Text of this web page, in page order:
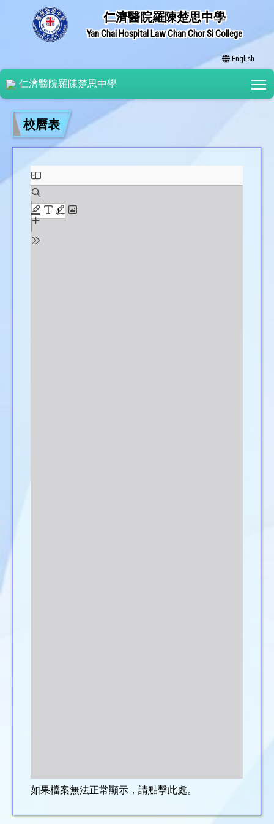
仁濟醫院羅陳楚思中學
Yan Chai Hospital Law Chan Chor Si College
English
仁濟醫院羅陳楚思中學
校曆表
如果檔案無法正常顯示，請點擊此處。